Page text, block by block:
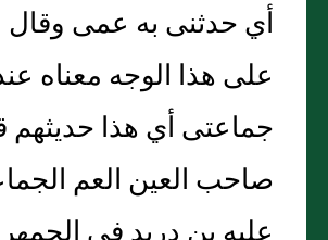
أي حدثنى به عمى
على هذا الوجه معناه
جماعتى أي هذا حديثهم
صاحب العين العم